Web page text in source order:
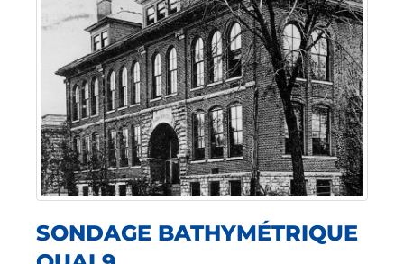
SONDAGE BATHYMÉTRIQUE